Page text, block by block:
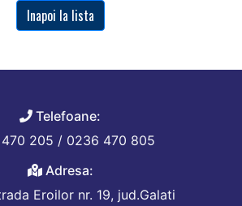
Inapoi la lista
Telefoane:
205 / 0236 470 805
Adresa:
Eroilor nr. 19, jud.Galati